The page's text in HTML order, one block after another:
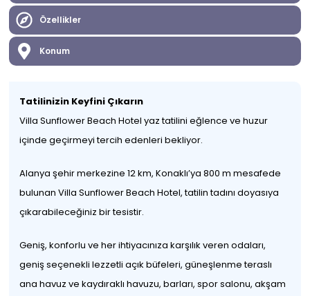
Özellikler
Konum
Tatilinizin Keyfini Çıkarın
Villa Sunflower Beach Hotel yaz tatilini eğlence ve huzur
içinde geçirmeyi tercih edenleri bekliyor.
Alanya şehir merkezine 12 km, Konaklı’ya 800 m mesafede
bulunan Villa Sunflower Beach Hotel, tatilin tadını doyasıya
çıkarabileceğiniz bir tesistir.
Geniş, konforlu ve her ihtiyacınıza karşılık veren odaları,
geniş seçenekli lezzetli açık büfeleri, güneşlenme teraslı
ana havuz ve kaydıraklı havuzu, barları, spor salonu, akşam